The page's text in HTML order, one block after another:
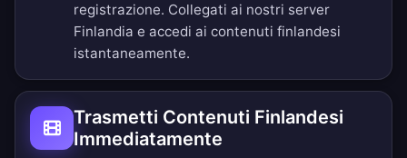
registrazione. Collegati ai nostri server
Finlandia e accedi ai contenuti finlandesi
istantaneamente.
Trasmetti Contenuti Finlandesi
Immediatamente